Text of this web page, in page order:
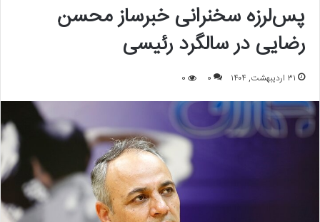
پس‌لرزه سخنرانی خبرساز محسن
رضایی در سالگرد رئیسی
۳۱ اردیبهشت, ۱۴۰۴ 0
0